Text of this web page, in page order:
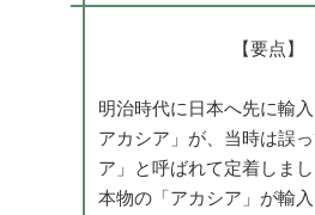
【要点】
明治時代に日本へ先に輸
アカシア」が、当時は誤
ア」と呼ばれて定着しまし
本物の「アカシア」が輸